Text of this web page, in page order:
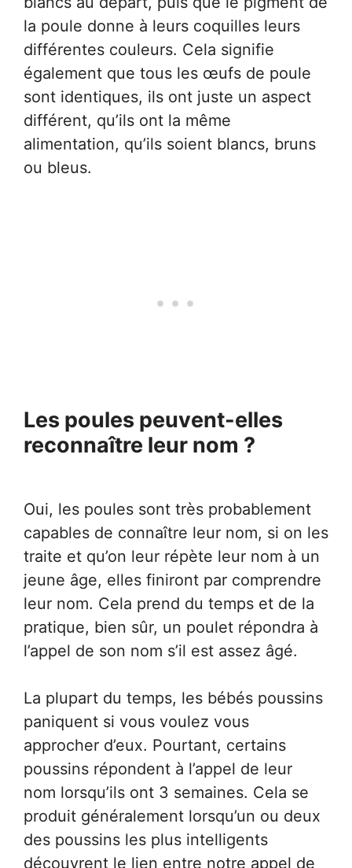
la poule donne à leurs coquilles leurs
différentes couleurs. Cela signifie
également que tous les œufs de poule
sont identiques, ils ont juste un aspect
différent, qu’ils ont la même
alimentation, qu’ils soient blancs, bruns
ou bleus.
Les poules peuvent-elles
reconnaître leur nom ?
Oui, les poules sont très probablement
capables de connaître leur nom, si on les
traite et qu’on leur répète leur nom à un
jeune âge, elles finiront par comprendre
leur nom. Cela prend du temps et de la
pratique, bien sûr, un poulet répondra à
l’appel de son nom s’il est assez âgé.
La plupart du temps, les bébés poussins
paniquent si vous voulez vous
approcher d’eux. Pourtant, certains
poussins répondent à l’appel de leur
nom lorsqu’ils ont 3 semaines. Cela se
produit généralement lorsqu’un ou deux
des poussins les plus intelligents
découvrent le lien entre notre appel de